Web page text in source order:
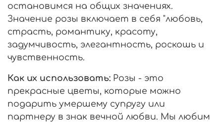
остановимся на общих значениях.
Значение розы включает в себя "любовь,
страсть, романтику, красоту,
задумчивость, элегантность, роскошь и
чувственность.
Как их использовать: Розы - это
прекрасные цветы, которые можно
подарить умершему супругу или
партнеру в знак вечной любви. Мы любим